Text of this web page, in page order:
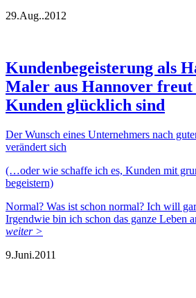
29.Aug..2012
Kundenbegeisterung als
Maler aus Hannover freut
Kunden glücklich sind
Der Wunsch eines Unternehmers nach
verändert sich
(…oder wie schaffe ich es, Kunden mit
begeistern)
Normal? Was ist schon normal? Ich will
Irgendwie bin ich schon das ganze Leben
weiter >
9.Juni.2011